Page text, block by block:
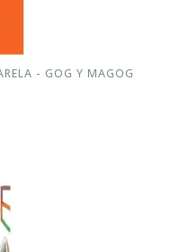
- GOG Y MAGOG